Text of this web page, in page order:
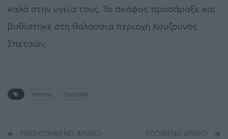
καλά στην υγεία τους. Το σκάφος προσάραξε και
βυθίστηκε στη θαλάσσια περιοχή Κουζουνός
Σπετσών.
σπετσες ταχύπλοο
ΠΡΟΗΓΟΎΜΕΝΟ ΆΡΘΡΟ ΕΠΌΜΕΝΟ ΆΡΘΡΟ